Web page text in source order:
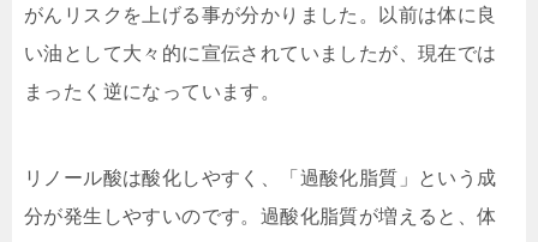
がんリスクを上げる事が分かりました。以前は体に良
い油として大々的に宣伝されていましたが、現在では
まったく逆になっています。
リノール酸は酸化しやすく、「過酸化脂質」という成
分が発生しやすいのです。過酸化脂質が増えると、体